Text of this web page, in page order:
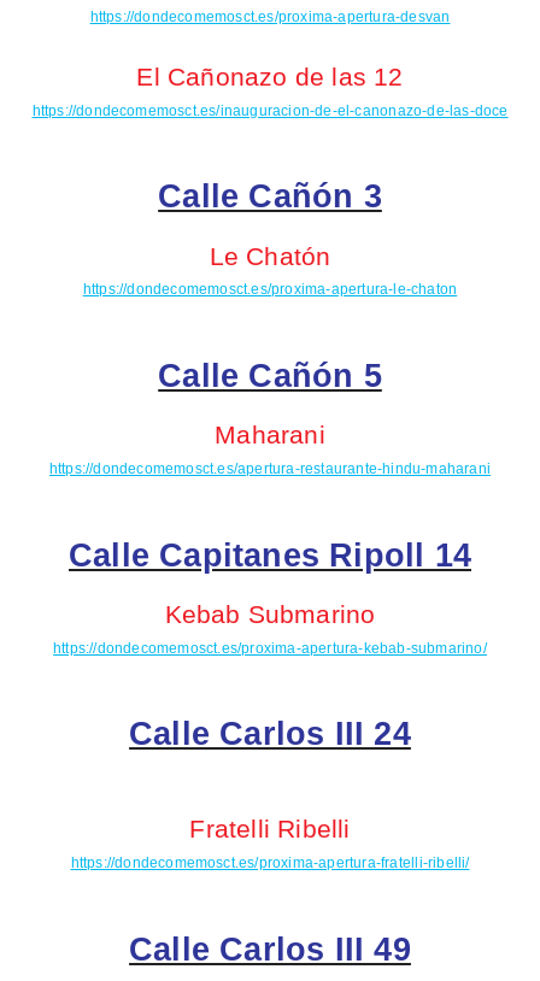
https://dondecomemosct.es/proxima-apertura-desvan
El Cañonazo de las 12
https://dondecomemosct.es/inauguracion-de-el-canonazo-de-las-doce
Calle Cañón 3
Le Chatón
https://dondecomemosct.es/proxima-apertura-le-chaton
Calle Cañón 5
Maharani
https://dondecomemosct.es/apertura-restaurante-hindu-maharani
Calle Capitanes Ripoll 14
Kebab Submarino
https://dondecomemosct.es/proxima-apertura-kebab-submarino/
Calle Carlos III 24
Fratelli Ribelli
https://dondecomemosct.es/proxima-apertura-fratelli-ribelli/
Calle Carlos III 49